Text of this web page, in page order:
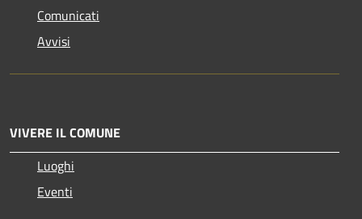
Comunicati
Avvisi
VIVERE IL COMUNE
Luoghi
Eventi